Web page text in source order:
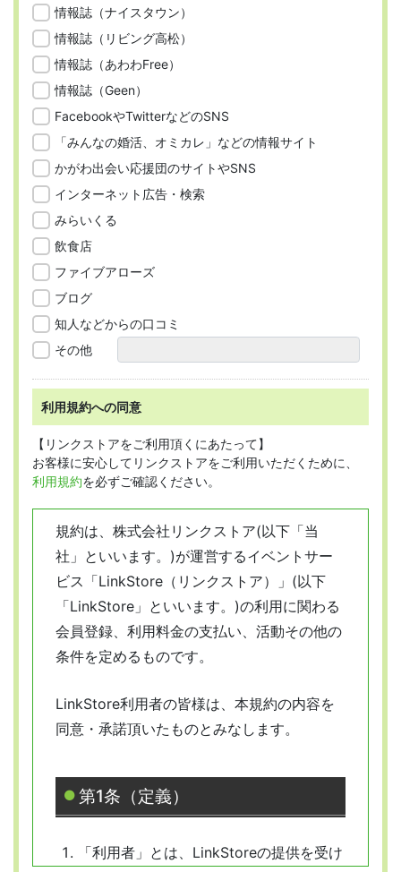
情報誌（ナイスタウン）
情報誌（リビング高松）
情報誌（あわわFree）
情報誌（Geen）
FacebookやTwitterなどのSNS
「みんなの婚活、オミカレ」などの情報サイト
かがわ出会い応援団のサイトやSNS
インターネット広告・検索
みらいくる
飲食店
ファイブアローズ
ブログ
知人などからの口コミ
その他
利用規約への同意
【リンクストアをご利用頂くにあたって】
お客様に安心してリンクストアをご利用いただくために、
利用規約を必ずご確認ください。
規約は、株式会社リンクストア(以下「当
社」といいます。)が運営するイベントサー
ビス「LinkStore（リンクストア）」(以下
「LinkStore」といいます。)の利用に関わる
会員登録、利用料金の支払い、活動その他の
条件を定めるものです。
LinkStore利用者の皆様は、本規約の内容を
同意・承諾頂いたものとみなします。
第1条（定義）
「利用者」とは、LinkStoreの提供を受け